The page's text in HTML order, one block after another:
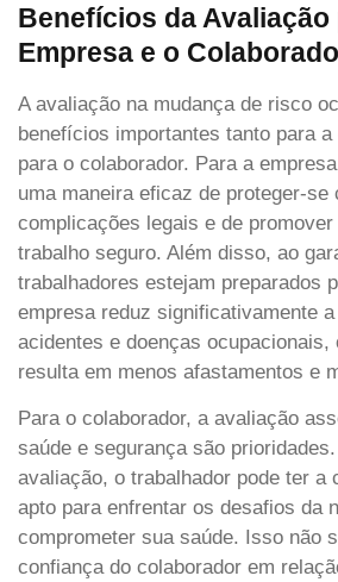
Benefícios da Avaliação
Empresa e o
A avaliação na mudança de risco
benefícios importantes tanto para
para o colaborador. Para a
uma maneira eficaz de proteger-se
complicações legais e de
trabalho seguro. Além disso, ao
trabalhadores estejam preparados
empresa reduz significativamente
acidentes e doenças ocupacionais,
resulta em menos afastamentos e
Para o colaborador, a avaliação
saúde e segurança são
avaliação, o trabalhador pode ter a
apto para enfrentar os desafios da
comprometer sua saúde. Isso não
confiança do colaborador em